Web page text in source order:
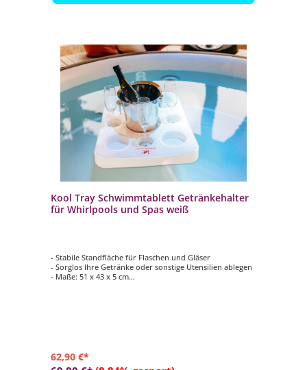
Kool Tray Schwimmtablett Getränkehalter
für Whirlpools und Spas weiß
- Stabile Standfläche für Flaschen und Gläser
- Sorglos Ihre Getränke oder sonstige Utensilien ablegen
- Maße: 51 x 43 x 5 cm
62,90 €*